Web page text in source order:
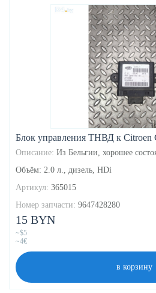
Блок управления ТНВД к Citroen
Описание: Из Бельгии, хорошее
Объём: 2.0 л., дизель, HDi
Артикул: 365015
Номер запчасти: 9647428280
15 BYN
~$5
~4€
в корзину